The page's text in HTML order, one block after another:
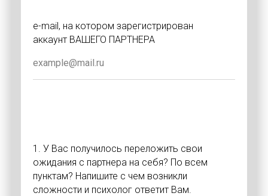
e-mail, на котором зарегистрирован
аккаунт ВАШЕГО ПАРТНЕРА
1. У Вас получилось переложить свои
ожидания с партнера на себя? По всем
пунктам? Напишите с чем возникли
сложности и психолог ответит Вам.